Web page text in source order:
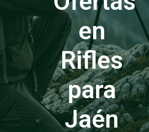
en
Rifles
para
Jaén